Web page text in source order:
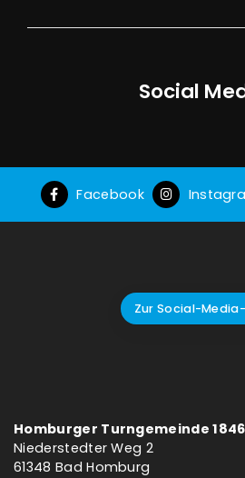
Social
Facebook
Zur Social-
Homburger Turngemeinde
Niederstedter Weg 2
61348 Bad Homburg